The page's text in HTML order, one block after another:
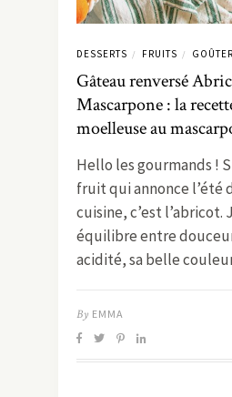
DESSERTS / FRUITS / GOÛTER
Gâteau renversé
Mascarpone : la
moelleuse au
Hello les gourmands !
fruit qui annonce l’été
cuisine, c’est l’abricot.
équilibre entre
acidité, sa belle
By EMMA